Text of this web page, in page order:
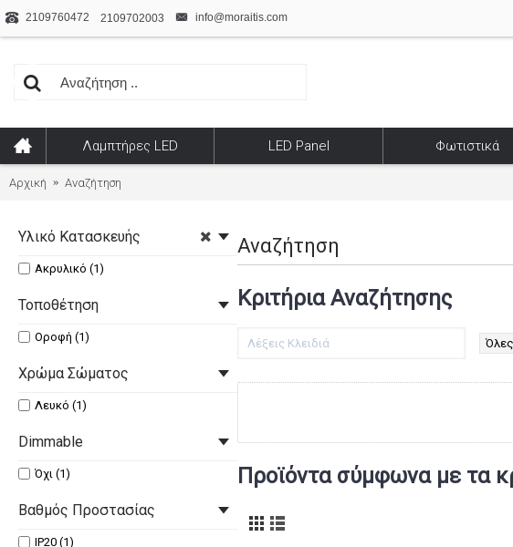
2109760472 2109702003 info@moraitis.com
Λαμπτήρες LED LED Panel Φωτιστικά
Αρχική Αναζήτηση
Υλικό Κατασκευής
Ακρυλικό (1)
Τοποθέτηση
Οροφή (1)
Χρώμα Σώματος
Λευκό (1)
Dimmable
Όχι (1)
Βαθμός Προστασίας
IP20 (1)
Αναζήτηση
Κριτήρια Αναζήτησης
Προϊόντα σύμφωνα με τα